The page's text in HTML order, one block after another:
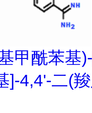
甲酰苯基
]-4,4'-二(